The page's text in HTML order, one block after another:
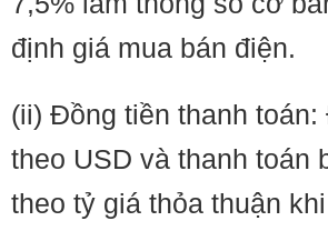
định giá mua bán điện.
(ii) Đồng tiền thanh
theo USD và thanh toán
theo tỷ giá thỏa thuận